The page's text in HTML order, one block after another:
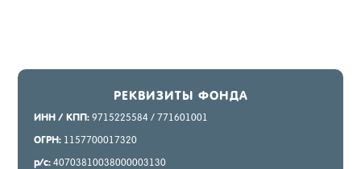
РЕК­ВИ­ЗИТЫ ФОН­ДА
ИНН / КПП: 9715225584 / 771601001
ОГРН: 1157700017320
р/с: 40703810038000003130